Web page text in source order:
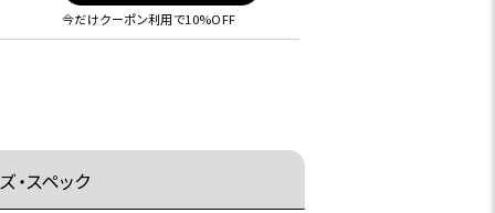
今だけクーポン利用で10%OFF
・スペック